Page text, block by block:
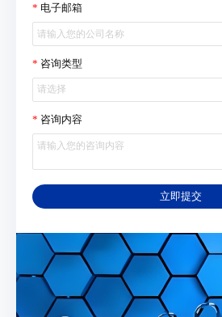
电子邮箱
咨询类型
请选择
咨询内容